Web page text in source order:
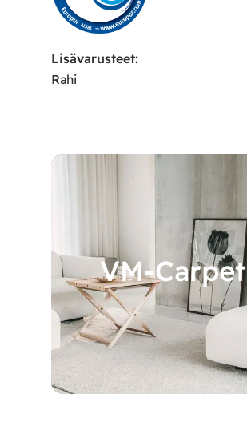
Lisävarusteet:
Rahi
VM-Carpet